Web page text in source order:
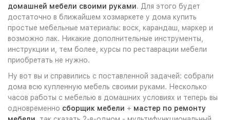
домашней мебели своими руками. Для этого будет
достаточно в ближайшем хозмаркете у дома купить
простые мебельные материалы: воск, карандаш, маркер и
возможно лак. Никакие дополнительные инструменты,
инструкции и, тем более, курсы по реставрации мебели
приобретать не нужно.
Ну вот вы и справились с поставленной задачей: собрали
дома всю купленную мебель своими руками. Несколько
часов работы с мебелью в домашних условиях и теперь вы
одновременно сборщик мебели + мастер по ремонту